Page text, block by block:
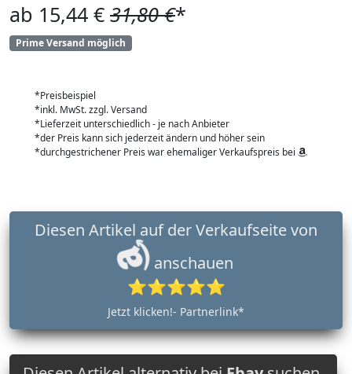
ab 15,44 € 31,80 €*
Prime Versand möglich
*Preisbeispiel
*inkl. MwSt. zzgl. Versand
*Lieferzeit unterschiedlich - je nach Anbieter
*der Preis kann sich jederzeit ändern und höher sein
*durchgestrichener Preis war ehemaliger Verkaufspreis bei
anschauen
⭐⭐⭐⭐⭐
Jetzt klicken!- Partnerlink*